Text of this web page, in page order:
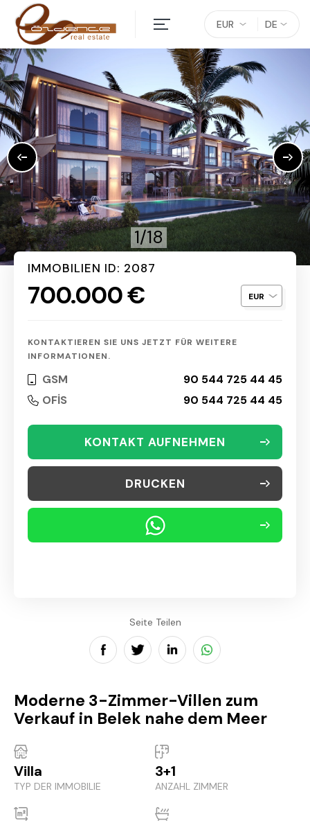
DE
EUR
1/18
IMMOBILIEN ID: 2087
700.000 €
KONTAKTIEREN SIE UNS JETZT FÜR WEITERE
INFORMATIONEN.
GSM
90 544 725 44 45
OFİS
90 544 725 44 45
KONTAKT AUFNEHMEN
DRUCKEN
Seite Teilen
Moderne 3-Zimmer-Villen zum
Verkauf in Belek nahe dem Meer
Villa
TYP DER IMMOBILIE
3+1
ANZAHL ZIMMER